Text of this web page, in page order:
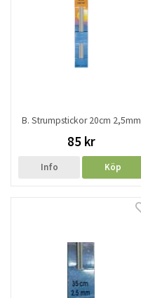
B. Strumpstickor 20cm 2,5mm
85 kr
Info Köp